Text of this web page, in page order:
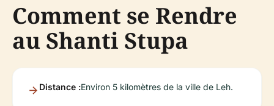
Comment se Rendre
au Shanti Stupa
Distance :Environ 5 kilomètres de la ville de Leh.